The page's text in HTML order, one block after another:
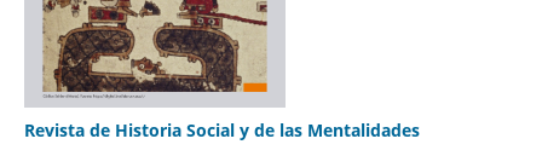
Revista de Historia Social y de las Mentalidades